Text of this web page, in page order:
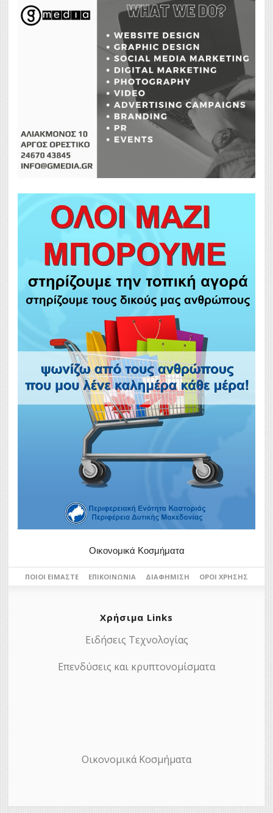
Οικονομικά Κοσμήματα
ΠΟΙΟΙ ΕΊΜΑΣΤΕ ΕΠΙΚΟΙΝΩΝΊΑ ΔΙΑΦΉΜΙΣΗ ΌΡΟΙ ΧΡΉΣΗΣ
Χρήσιμα Links
Ειδήσεις Τεχνολογίας
Επενδύσεις και κρυπτονομίσματα
Οικονομικά Κοσμήματα